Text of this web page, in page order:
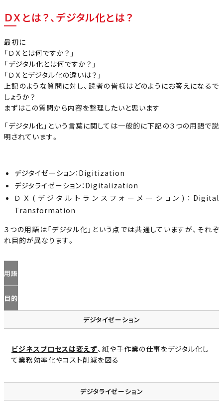
ＤＸとは？、デジタル化とは？
最初に
「ＤＸとは何ですか？」
「デジタル化とは何ですか？」
「ＤＸとデジタル化の違いは？」
上記のような質問に対し、読者の皆様はどのようにお答えになるで
しょうか？
まずはこの質問から内容を整理したいと思います
「デジタル化」という言葉に関しては一般的に下記の３つの用語で説
明されています。
デジタイゼーション：Digitization
デジタライゼーション：Digitalization
ＤＸ(デジタルトランスフォーメーション)：Digital
Transformation
３つの用語は「デジタル化」という点では共通していますが、それぞ
れ目的が異なります。
用語
目的
デジタイゼーション
ビジネスプロセスは変えず、紙や手作業の仕事をデジタル化し
て業務効率化やコスト削減を図る
デジタライゼーション